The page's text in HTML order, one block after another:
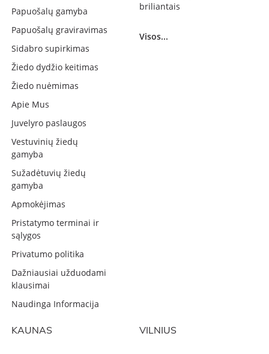
Papuošalų gamyba
Papuošalų graviravimas
Sidabro supirkimas
Žiedo dydžio keitimas
Žiedo nuėmimas
Apie Mus
Juvelyro paslaugos
Vestuvinių žiedų
gamyba
Sužadėtuvių žiedų
gamyba
Apmokėjimas
Pristatymo terminai ir
sąlygos
Privatumo politika
Dažniausiai užduodami
klausimai
Naudinga Informacija
briliantais
Visos...
KAUNAS VILNIUS